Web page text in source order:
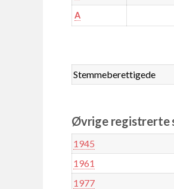
A
Stemmeberettigede
Øvrige registrerte
1945
1961
1977